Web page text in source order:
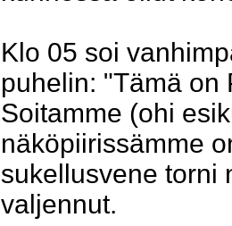
Klo 05 soi
puhelin: "Tämä on
Soitamme (ohi
näköpiirissämme
sukellusvene torni
valjennut.